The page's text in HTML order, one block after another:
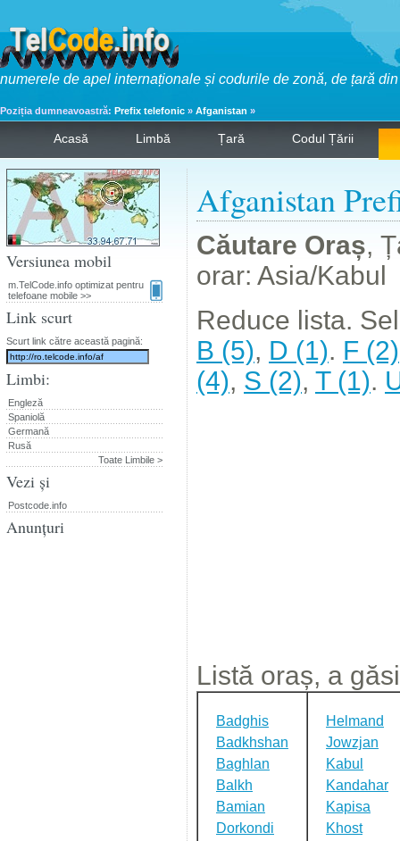
numerele de apel internaționale și codurile de zonă, de țară
Poziția dumneavoastră: Prefix telefonic » Afganistan »
Acasă Limbă Țară Codul Țării
Afganistan
Căutare Oraș,
orar: Asia/Kabul
Reduce lista.
B (5), D (1). F (2)
(4), S (2), T (1).
Listă oraș, a
Badghis
Badkhshan
Baghlan
Balkh
Bamian
Dorkondi
Helmand
Jowzjan
Kabul
Kandahar
Kapisa
Khost
Versiunea mobil
m.TelCode.info optimizat pentru
telefoane mobile >>
Link scurt
Scurt link către această pagină:
Limbi:
Engleză
Spaniolă
Germană
Rusă
Toate Limbile >
Vezi și
Postcode.info
Anunțuri